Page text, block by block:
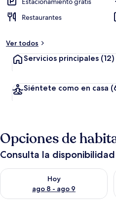
Restaurantes
Ver todos
Servicios principales (12)
Siéntete como en casa
Opciones de
Consulta la
Hoy
ago 8 - ago 9
Consulta la disponibilidad para